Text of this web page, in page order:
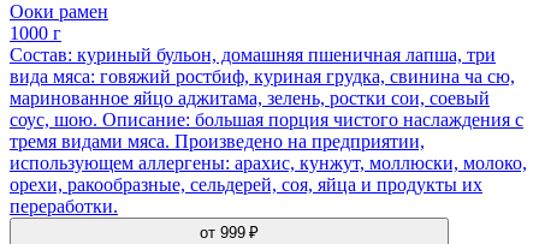
Ооки рамен
1000 г
Состав: куриный бульон, домашняя пшеничная лапша, три
вида мяса: говяжий ростбиф, куриная грудка, свинина ча сю,
маринованное яйцо аджитама, зелень, ростки сои, соевый
соус, шою. Описание: большая порция чистого наслаждения с
тремя видами мяса. Произведено на предприятии,
использующем аллергены: арахис, кунжут, моллюски, молоко,
орехи, ракообразные, сельдерей, соя, яйца и продукты их
переработки.
от 999 ₽